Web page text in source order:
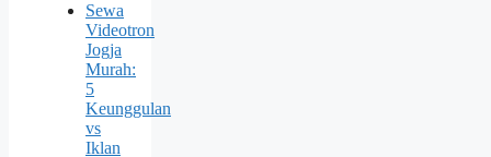
Sewa
Videotron
Jogja
Murah:
5
Keunggulan
vs
Iklan